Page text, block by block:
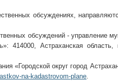
обсуждениях,
обсуждений - управление
414000, Астраханская область,
«Городской округ город
na-kadastrovom-plane.